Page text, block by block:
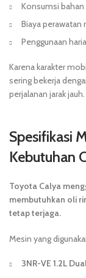
Konsumsi bahan
Biaya perawatan
Penggunaan
Karena karakter
sering bekerja
perjalanan jarak jauh.
Spesifikasi
Kebutuhan
Toyota Calya
membutuhkan oli
tetap terjaga.
Mesin yang
3NR-VE 1.2L